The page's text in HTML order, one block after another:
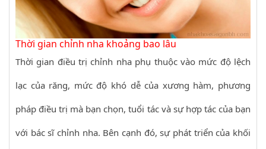
Thời gian chỉnh nha khoảng bao lâu
Thời gian điều trị chỉnh nha phụ thuộc vào mức độ lệch
lạc của răng, mức độ khó dễ của xương hàm, phương
pháp điều trị mà bạn chọn, tuổi tác và sự hợp tác của bạn
với bác sĩ chỉnh nha. Bên cạnh đó, sự phát triển của khối